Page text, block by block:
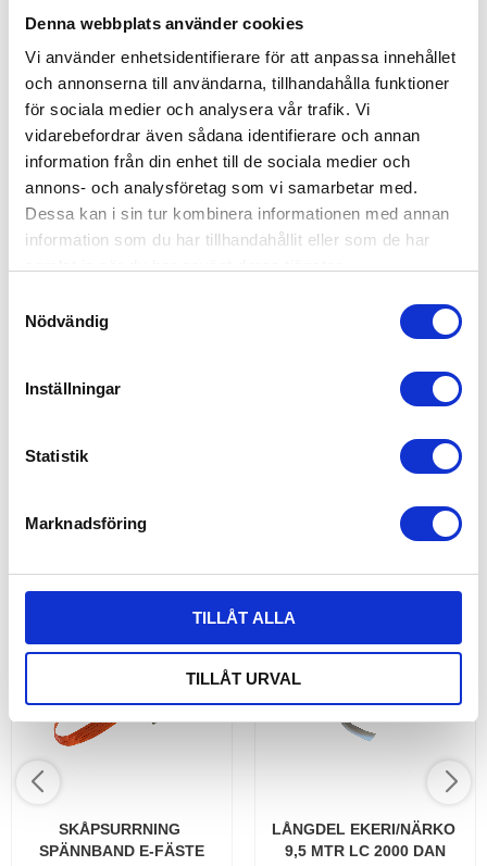
Denna webbplats använder cookies
Vi använder enhetsidentifierare för att anpassa innehållet
och annonserna till användarna, tillhandahålla funktioner
för sociala medier och analysera vår trafik. Vi
vidarebefordrar även sådana identifierare och annan
information från din enhet till de sociala medier och
annons- och analysföretag som vi samarbetar med.
Dessa kan i sin tur kombinera informationen med annan
information som du har tillhandahållit eller som de har
Nödvändig
Inställningar
Statistik
Marknadsföring
TILLÅT ALLA
TILLÅT URVAL
FOT TILL ERGOBAR
Utbytesfot till
de flesta andra reservdelar -
kontakta oss
KÖP
GASFJÄDER TILL
Utbytes gasfjäder till
ANDRA KÖPTE ÄVEN
SKÅPSURRNING
SPÄNNBAND E-FÄSTE
LÅNGDEL EKERI/NÄRKO
9,5 MTR LC 2000 DAN